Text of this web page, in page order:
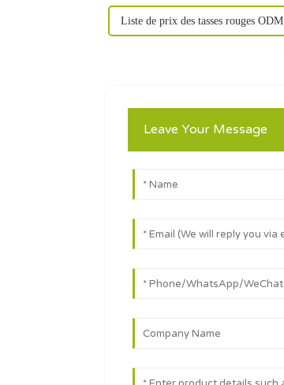
Liste de prix des tasses rouges ODM
Leave Your Message